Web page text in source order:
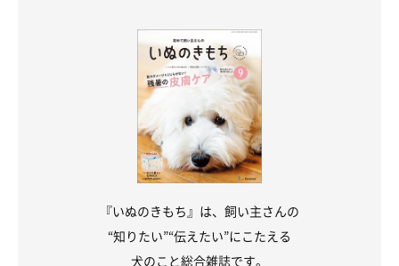
『いぬのきもち』は、飼い主さんの
“知りたい”“伝えたい”にこたえる
犬のこと総合雑誌です。